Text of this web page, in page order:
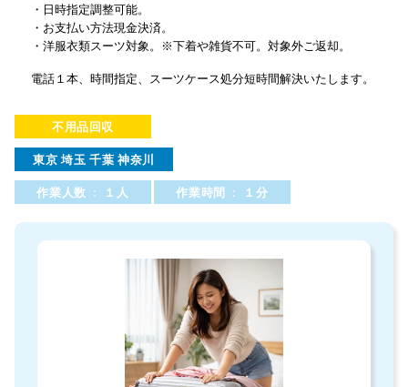
・日時指定調整可能。
・お支払い方法現金決済。
・洋服衣類スーツ対象。※下着や雑貨不可。対象外ご返却。
電話１本、時間指定、スーツケース処分短時間解決いたします。
不用品回収
東京 埼玉 千葉 神奈川
作業人数 : １人
作業時間 : １分